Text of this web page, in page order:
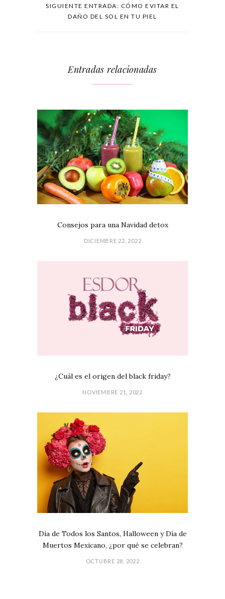
SIGUIENTE ENTRADA: CÓMO EVITAR EL
DAÑO DEL SOL EN TU PIEL
Entradas relacionadas
Consejos para una Navidad detox
DICIEMBRE 22, 2022
¿Cuál es el origen del black friday?
NOVIEMBRE 21, 2022
Día de Todos los Santos, Halloween y Día de
Muertos Mexicano, ¿por qué se celebran?
OCTUBRE 28, 2022